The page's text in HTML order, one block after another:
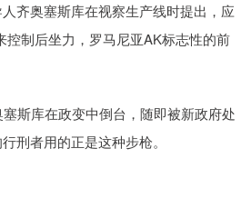
齐奥塞斯库在视察生产线时提出，应
控制后坐力，罗马尼亚AK标志性的前
斯库在政变中倒台，随即被新政府处
刑者用的正是这种步枪。